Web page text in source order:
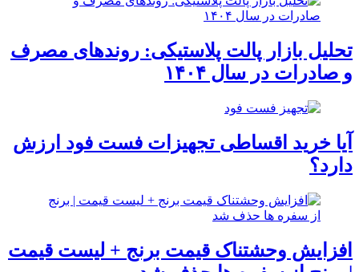
تحلیل بازار پالت پلاستیکی: روندهای مصرف
و صادرات در سال ۱۴۰۴
آیا خرید اقساطی تجهیزات فست فود ارزش
دارد؟
افزایش وحشتناک قیمت برنج + لیست قیمت